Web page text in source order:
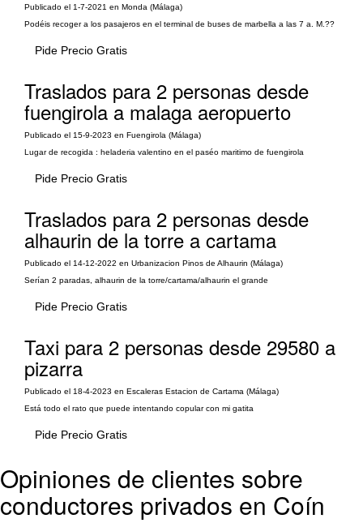
Publicado el 1-7-2021 en Monda (Málaga)
Podéis recoger a los pasajeros en el terminal de buses de marbella a las 7 a. M.??
Pide Precio Gratis
Traslados para 2 personas desde
fuengirola a malaga aeropuerto
Publicado el 15-9-2023 en Fuengirola (Málaga)
Lugar de recogida : heladeria valentino en el paséo maritimo de fuengirola
Pide Precio Gratis
Traslados para 2 personas desde
alhaurin de la torre a cartama
Publicado el 14-12-2022 en Urbanizacion Pinos de Alhaurin (Málaga)
Serían 2 paradas, alhaurin de la torre/cartama/alhaurin el grande
Pide Precio Gratis
Taxi para 2 personas desde 29580 a
pizarra
Publicado el 18-4-2023 en Escaleras Estacion de Cartama (Málaga)
Está todo el rato que puede intentando copular con mi gatita
Pide Precio Gratis
Opiniones de clientes sobre
conductores privados en Coín